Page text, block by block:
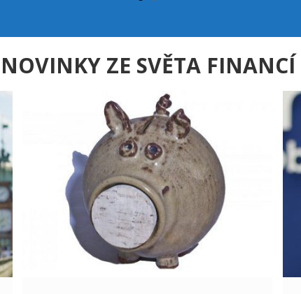
NOVINKY ZE SVĚTA FINANCÍ